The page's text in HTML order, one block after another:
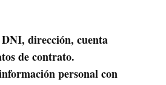
dirección, cuenta
de contrato.
personal con